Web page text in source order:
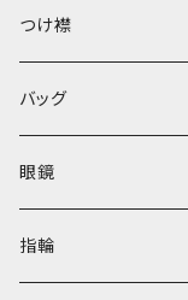
ベレー帽
つけ襟
バッグ
眼鏡
指輪